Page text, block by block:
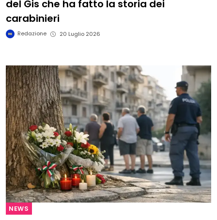
del Gis che ha fatto la storia dei
carabinieri
Redazione 20 Luglio 2026
NEWS